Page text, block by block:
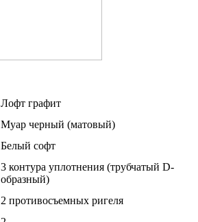
Лофт графит
Муар черный (матовый)
Белый софт
3 контура уплотнения (трубчатый D-
образный)
2 противосъемных ригеля